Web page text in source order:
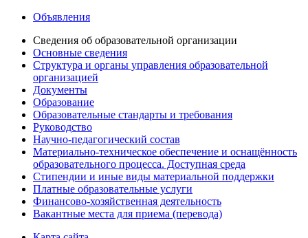
Объявления
Сведения об образовательной организации
Основные сведения
Структура и органы управления образовательной
организацией
Документы
Образование
Образовательные стандарты и требования
Руководство
Научно-педагогический состав
Материально-техническое обеспечение и оснащённость
образовательного процесса. Доступная среда
Стипендии и иные виды материальной поддержки
Платные образовательные услуги
Финансово-хозяйственная деятельность
Вакантные места для приема (перевода)